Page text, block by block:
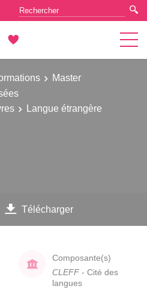
Master
Langue étrangère
Télécharger
Composante(s)
CLEFF - Cité des
langues